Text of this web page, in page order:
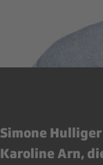
Simone
Karoline Arn,